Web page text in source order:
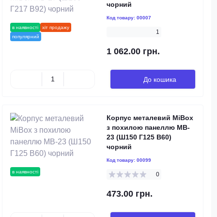
в наявності
хіт продажу
популярний
чорний
Код товару: 00007
1
1 062.00 грн.
До кошика
в наявності
Корпус металевий MiBox
з похилою панеллю MB-
23 (Ш150 Г125 В60)
чорний
Код товару: 00099
0
473.00 грн.